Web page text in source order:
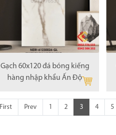
Gạch 60x120 đá bóng kiếng
hàng nhập khẩu Ấn Độ
First Prev 1 2 3 4 5